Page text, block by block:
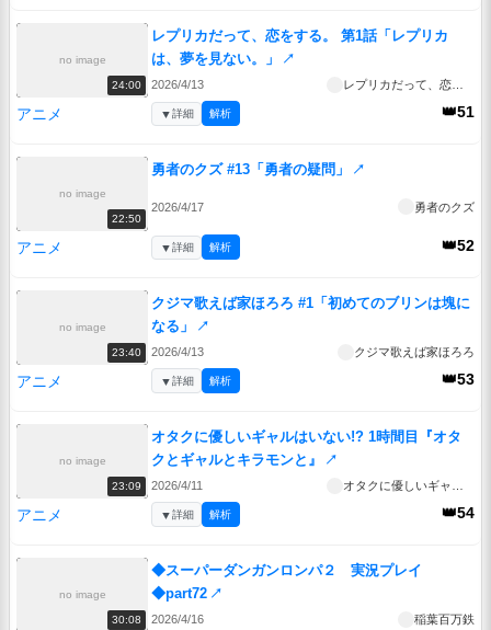
no image
24:00
レプリカだって、恋をする。 第1話「レプリカ
は、夢を見ない。」
↗
2026/4/13 レプリカだって、恋をする。
アニメ 👑51
▼詳細 解析
no image
22:50
勇者のクズ #13「勇者の疑問」 ↗
2026/4/17 勇者のクズ
アニメ 👑52
▼詳細 解析
no image
23:40
クジマ歌えば家ほろろ #1「初めてのブリンは塊に
なる」
↗
2026/4/13 クジマ歌えば家ほろろ
アニメ 👑53
▼詳細 解析
no image
23:09
オタクに優しいギャルはいない!? 1時間目『オタ
クとギャルとキラモンと』
↗
2026/4/11
アニメ 👑54
▼詳細 解析
no image
30:08
◆スーパーダンガンロンパ２ 実況プレイ
◆part72 ↗
2026/4/16 稲葉百万鉄